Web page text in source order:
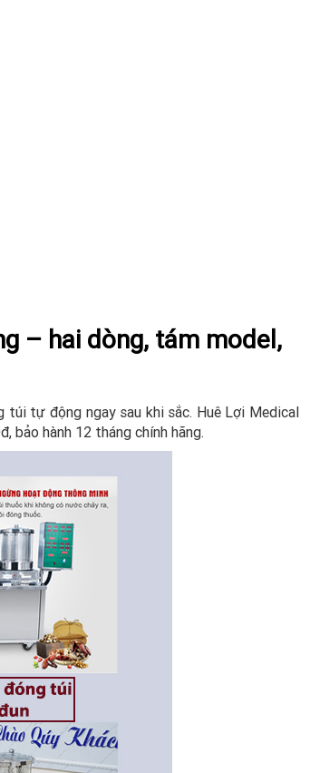
– hai dòng, tám model,
tự động ngay sau khi sắc. Huê Lợi Medical
bảo hành 12 tháng chính hãng.